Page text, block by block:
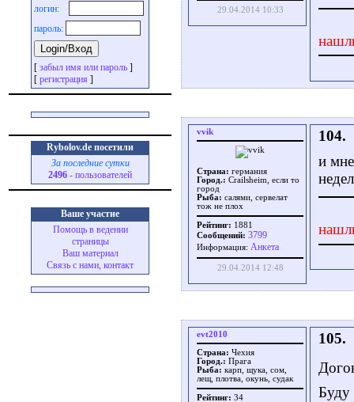
логин:
пароль:
[ забыл имя или пароль ]
[ регистрация ]
Rybolov.de посетили
За последние сутки
2496 - пользователей
Ваше участие
Помощь в ведении
страницы
Ваш материал
Связь с нами, контакт
29.04.2014 10:33
vvik
Страна: германия
Город.: Crailsheim, если то
город
Рыба: салями, сервелат
тож не плох
Рейтинг: 1881
Сообщений: 3799
Информация: Aнкета
29.04.2014 12:48
104.
и
evt2010
Страна: Чехия
Город.: Прага
Рыба: карп, щука, сом,
лещ, плотва, окунь, судак
Рейтинг: 34
105.
Буду